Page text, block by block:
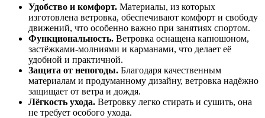
Удобство и комфорт. Материалы, из которых
изготовлена ветровка, обеспечивают комфорт и свободу
движений, что особенно важно при занятиях спортом.
Функциональность. Ветровка оснащена капюшоном,
застёжками-молниями и карманами, что делает её
удобной и практичной.
Защита от непогоды. Благодаря качественным
материалам и продуманному дизайну, ветровка надёжно
защищает от ветра и дождя.
Лёгкость ухода. Ветровку легко стирать и сушить, она
не требует особого ухода.